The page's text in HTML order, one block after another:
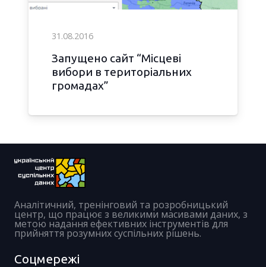
31.08.2016
Запущено сайт “Місцеві
вибори в територіальних
громадах”
Аналітичний, тренінговий та розробницький
центр, що працює з великими масивами даних, з
метою надання ефективних інструментів для
прийняття розумних суспільних рішень.
Соцмережі